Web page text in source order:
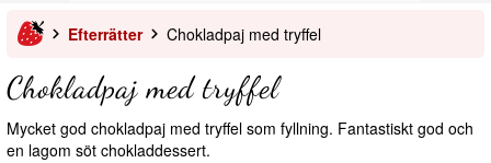
Efterrätter Chokladpaj med tryffel
Chokladpaj med tryffel
Mycket god chokladpaj med tryffel som fyllning. Fantastiskt god och
en lagom söt chokladdessert.